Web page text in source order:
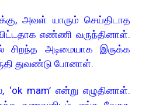
அவள் யாரும் செய்திடாத
எண்ணி வருந்தினாள்.
சிறந்த அடிமையாக இருக்க
துவண்டு போனாள்.
mam’ என்று எழுதினாள்.